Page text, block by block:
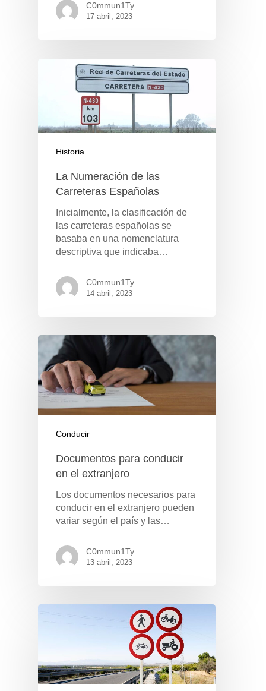
C0mmun1Ty
17 abril, 2023
Historia
La Numeración de las
Carreteras Españolas
Inicialmente, la clasificación de
las carreteras españolas se
basaba en una nomenclatura
descriptiva que indicaba…
C0mmun1Ty
14 abril, 2023
Conducir
Documentos para conducir
en el extranjero
Los documentos necesarios para
conducir en el extranjero pueden
variar según el país y las…
C0mmun1Ty
13 abril, 2023